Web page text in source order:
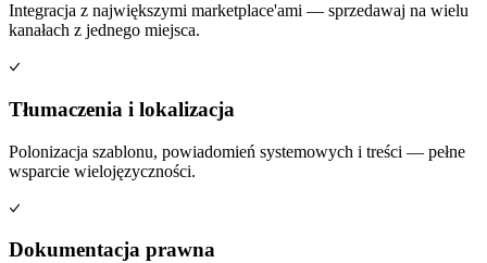
Integracja z największymi marketplace'ami — sprzedawaj na wielu
kanałach z jednego miejsca.
Tłumaczenia i lokalizacja
Polonizacja szablonu, powiadomień systemowych i treści — pełne
wsparcie wielojęzyczności.
Dokumentacja prawna